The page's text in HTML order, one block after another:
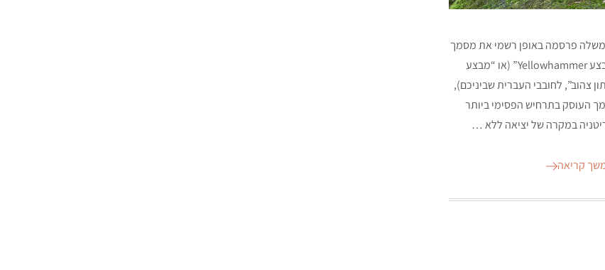
פרסמה באופן רשמי את מסמך
“מבצע Yellowhammer” (או “מבצע
צהוב”, לחובבי העברית שביניכם),
העוסק בתרחיש הפסימי ביותר
במקרה של יציאה ללא …
קריאה